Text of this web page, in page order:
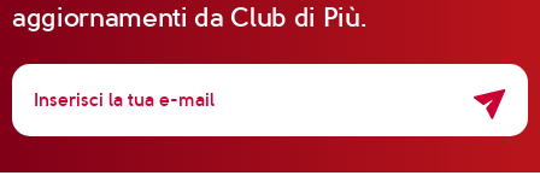
aggiornamenti da Club di Più.